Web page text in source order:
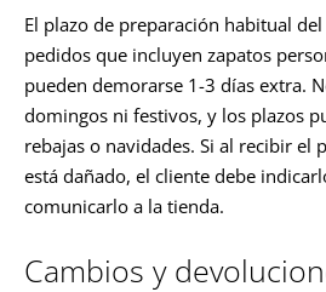
El plazo de preparación habitual
pedidos que incluyen zapatos
pueden demorarse 1-3 días extra.
domingos ni festivos, y los plazos
rebajas o navidades. Si al recibir el
está dañado, el cliente debe
comunicarlo a la tienda.
Cambios y